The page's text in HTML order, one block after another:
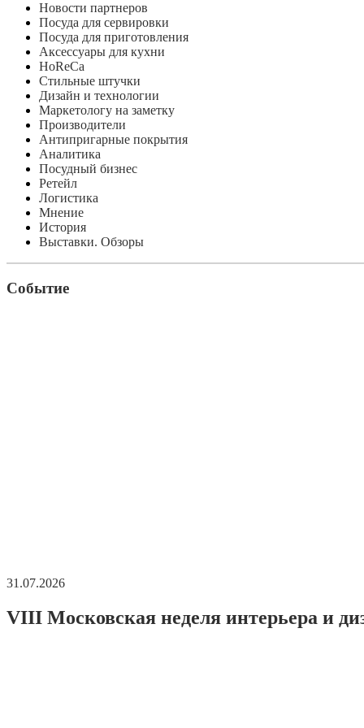
Новости партнеров
Посуда для сервировки
Посуда для приготовления
Аксессуары для кухни
HoReCa
Стильные штучки
Дизайн и технологии
Маркетологу на заметку
Производители
Антипригарные покрытия
Аналитика
Посудный бизнес
Ретейл
Логистика
Мнение
История
Выставки. Обзоры
Событие
31.07.2026
VIII Московская неделя интерьера и